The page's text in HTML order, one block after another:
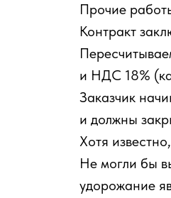
Прочие
Контракт
и НДС 18%
Заказчик
и должны
Хотя
Не могли бы
удорожание